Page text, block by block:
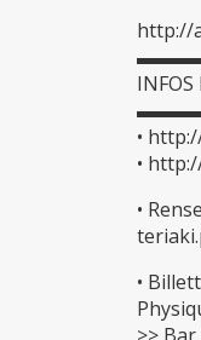
http://
INFOS
•
•
•
•